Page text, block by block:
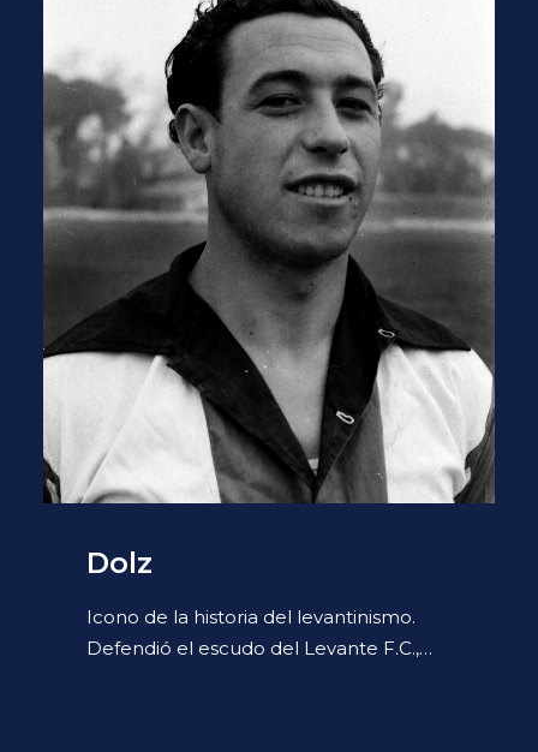
Dolz
Icono de la historia del levantinismo.
Defendió el escudo del Levante F.C.,…